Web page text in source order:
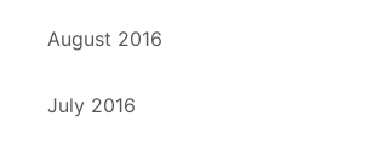
August 2016
July 2016